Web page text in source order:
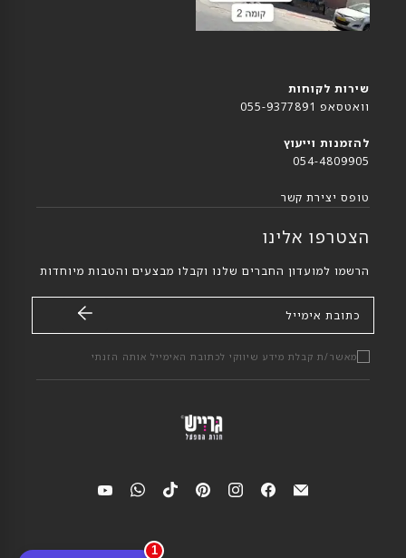
שירות לקוחות
וואטסאפ 055-9377891
להזמנות וייעוץ
054-4809905
טופס יצירת קשר
הצטרפו אלינו
הרשמו למועדון החברים שלנו וקבלו מבצעים והטבות מיוחדות
כתובת אימייל
מאשר/ת קבלת מידע שיווקי לכתובת האימייל אותה הזנתי
מצאי
מצאי
מצאי
Instagram
מצאי
Pinterest
מצאי
TikTok
מצאי
1